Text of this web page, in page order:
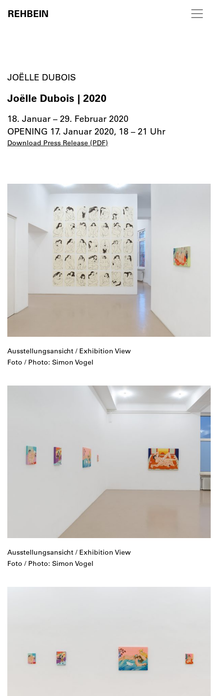
Skip to content
REHBEIN
JOËLLE DUBOIS
Joëlle Dubois | 2020
18. Januar – 29. Februar 2020
OPENING 17. Januar 2020, 18 – 21 Uhr
Download Press Release (PDF)
Ausstellungsansicht / Exhibition View
Foto / Photo: Simon Vogel
Ausstellungsansicht / Exhibition View
Foto / Photo: Simon Vogel